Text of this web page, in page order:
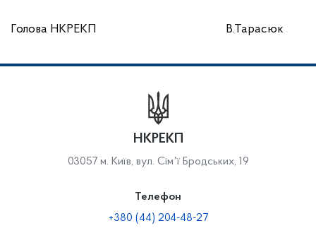
Голова НКРЕКП В.Тарасюк
НКРЕКП
03057 м. Київ, вул. Сімʼї Бродських, 19
Телефон
+380 (44) 204-48-27